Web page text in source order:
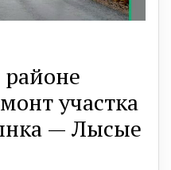
участка
— Лысые